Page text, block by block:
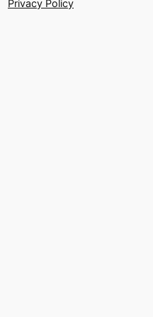
Privacy Policy